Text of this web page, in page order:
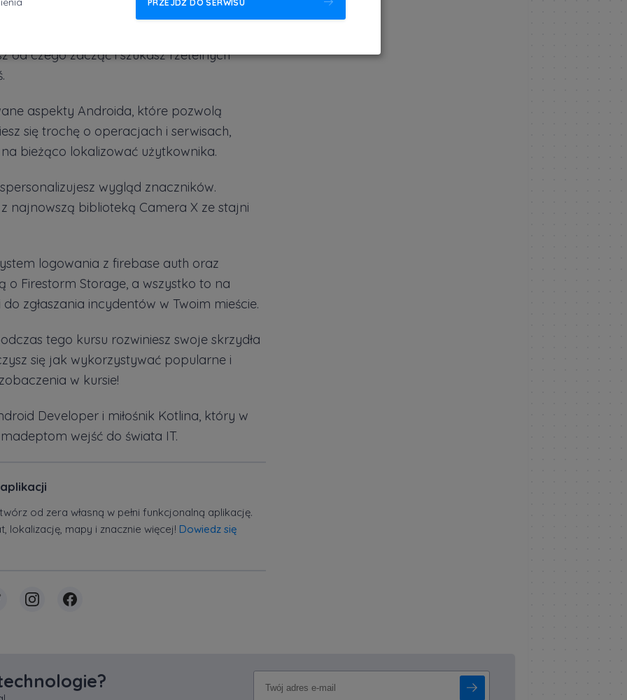
i chciałbyś zrobić kolejny krok, ale ilość
od czego zacząć i szukasz rzetelnych
aspekty Androida, które pozwolą
się trochę o operacjach i serwisach,
bieżąco lokalizować użytkownika.
wygląd znaczników.
najnowszą biblioteką Camera X ze stajni
logowania z firebase auth oraz
Firestorm Storage, a wszystko to na
zgłaszania incydentów w Twoim mieście.
tego kursu rozwiniesz swoje skrzydła
się jak wykorzystywać popularne i
w kursie!
Developer i miłośnik Kotlina, który w
wejść do świata IT.
od zera własną w pełni funkcjonalną aplikację.
mapy i znacznie więcej! Dowiedz się
PRZEJDŹ DO SERWISU